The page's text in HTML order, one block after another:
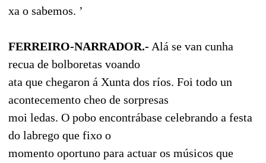
xa o sabemos. ’
FERREIRO-NARRADOR.- Alá se van cunha
recua de bolboretas voando
ata que chegaron á Xunta dos ríos. Foi todo un
acontecemento cheo de sorpresas
moi ledas. O pobo encontrábase celebrando a festa
do labrego que fixo o
momento oportuno para actuar os músicos que